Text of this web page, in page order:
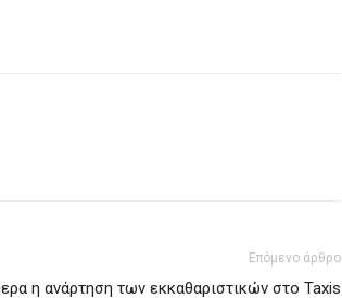
Επόμενο άρθρο
η ανάρτηση των εκκαθαριστικών στο Taxis